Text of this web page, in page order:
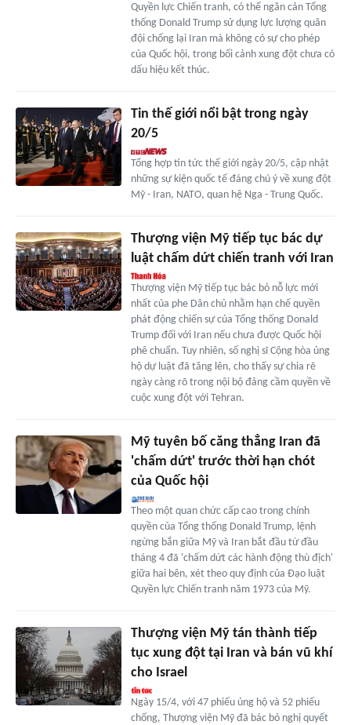
Quyền lực Chiến tranh, có thể ngăn cản Tổng
thống Donald Trump sử dụng lực lượng quân
đội chống lại Iran mà không có sự cho phép
của Quốc hội, trong bối cảnh xung đột chưa có
dấu hiệu kết thúc.
Tin thế giới nổi bật trong ngày
20/5
Tổng hợp tin tức thế giới ngày 20/5, cập nhật
những sự kiện quốc tế đáng chú ý về xung đột
Mỹ - Iran, NATO, quan hệ Nga - Trung Quốc.
Thượng viện Mỹ tiếp tục bác dự
luật chấm dứt chiến tranh với Iran
Thượng viện Mỹ tiếp tục bác bỏ nỗ lực mới
nhất của phe Dân chủ nhằm hạn chế quyền
phát động chiến sự của Tổng thống Donald
Trump đối với Iran nếu chưa được Quốc hội
phê chuẩn. Tuy nhiên, số nghị sĩ Cộng hòa ủng
hộ dự luật đã tăng lên, cho thấy sự chia rẽ
ngày càng rõ trong nội bộ đảng cầm quyền về
cuộc xung đột với Tehran.
Mỹ tuyên bố căng thẳng Iran đã
'chấm dứt' trước thời hạn chót
của Quốc hội
Theo một quan chức cấp cao trong chính
quyền của Tổng thống Donald Trump, lệnh
ngừng bắn giữa Mỹ và Iran bắt đầu từ đầu
tháng 4 đã 'chấm dứt các hành động thù địch'
giữa hai bên, xét theo quy định của Đạo luật
Quyền lực Chiến tranh năm 1973 của Mỹ.
Thượng viện Mỹ tán thành tiếp
tục xung đột tại Iran và bán vũ khí
cho Israel
Ngày 15/4, với 47 phiếu ủng hộ và 52 phiếu
chống, Thượng viện Mỹ đã bác bỏ nghị quyết